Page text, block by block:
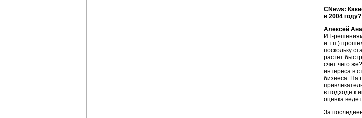
CNews:
в 2004 году?
Алексей
ИТ-
и т.п.)
поскольку
растет
счет чего
интереса в
бизнеса. На
в подходе к
оценка
За